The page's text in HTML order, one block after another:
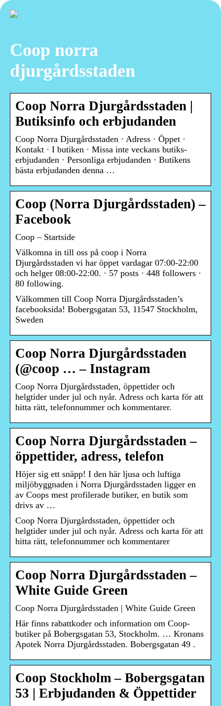
Coop norra
djurgårdsstaden
Coop Norra Djurgårdsstaden |
Butiksinfo och erbjudanden
Coop Norra Djurgårdsstaden · Adress · Öppet ·
Kontakt · I butiken · Missa inte veckans butiks-
erbjudanden · Personliga erbjudanden · Butikens
bästa erbjudanden denna …
Coop (Norra Djurgårdsstaden) –
Facebook
Coop – Startside
Välkomna in till oss på coop i Norra
Djurgårdsstaden vi har öppet vardagar 07:00-22:00
och helger 08:00-22:00. · 57 posts · 448 followers ·
80 following.
Välkommen till Coop Norra Djurgårdsstaden’s
facebooksida! Bobergsgatan 53, 11547 Stockholm,
Sweden
Coop Norra Djurgårdsstaden
(@coop … – Instagram
Coop Norra Djurgårdsstaden, öppettider och
helgtider under jul och nyår. Adress och karta för att
hitta rätt, telefonnummer och kommentarer.
Coop Norra Djurgårdsstaden –
öppettider, adress, telefon
Höjer sig ett snäpp! I den här ljusa och luftiga
miljöbyggnaden i Norra Djurgårdsstaden ligger en
av Coops mest profilerade butiker, en butik som
drivs av …
Coop Norra Djurgårdsstaden, öppettider och
helgtider under jul och nyår. Adress och karta för att
hitta rätt, telefonnummer och kommentarer
Coop Norra Djurgårdsstaden –
White Guide Green
Coop Norra Djurgårdsstaden | White Guide Green
Här finns rabattkoder och information om Coop-
butiker på Bobergsgatan 53, Stockholm. … Kronans
Apotek Norra Djurgårdsstaden. Bobergsgatan 49 .
Coop Stockholm – Bobergsgatan
53 | Erbjudanden & Öppettider